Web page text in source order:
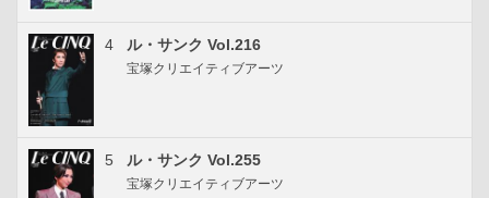
4 ル・サンク Vol.216
宝塚クリエイティブアーツ
5 ル・サンク Vol.255
宝塚クリエイティブアーツ